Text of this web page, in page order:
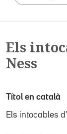
Els
Ness
Títol en català
Els intocables